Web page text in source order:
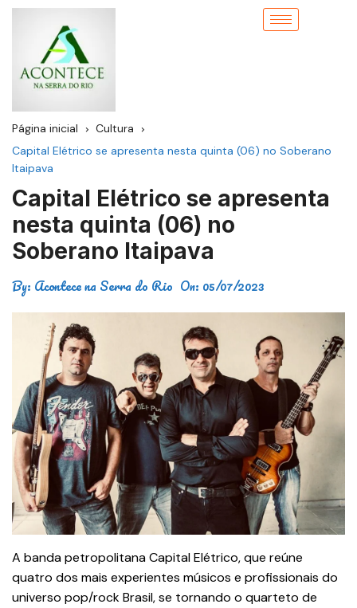
Página inicial
Cultura
Capital Elétrico se apresenta nesta quinta (06) no Soberano
Itaipava
Capital Elétrico se apresenta
nesta quinta (06) no
Soberano Itaipava
By: Acontece na Serra do Rio On: 05/07/2023
A banda petropolitana Capital Elétrico, que reúne
quatro dos mais experientes músicos e profissionais do
universo pop/rock Brasil, se tornando o quarteto de